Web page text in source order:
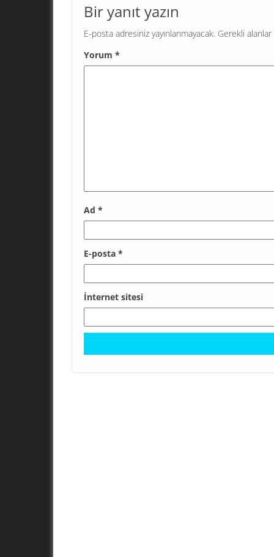
dikkat çeken bir...
Bir yanıt yazın
E-posta adresiniz yayınlanmayacak. Gerekli alanlar
Yorum *
Ad *
E-posta *
İnternet sitesi